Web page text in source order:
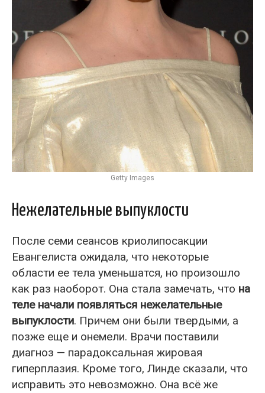
Getty Images
Нежелательные выпуклости
После семи сеансов криолипосакции
Евангелиста ожидала, что некоторые
области ее тела уменьшатся, но произошло
как раз наоборот. Она стала замечать, что на
теле начали появляться нежелательные
выпуклости. Причем они были твердыми, а
позже еще и онемели. Врачи поставили
диагноз — парадоксальная жировая
гиперплазия. Кроме того, Линде сказали, что
исправить это невозможно. Она всё же